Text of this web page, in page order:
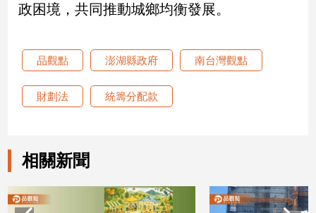
星
建
內
設
計
旅
政困境，共同推動城鄉均衡發展。
品觀點 澎湖縣政府 南台灣觀點
財劃法 統籌分配款
相關新聞